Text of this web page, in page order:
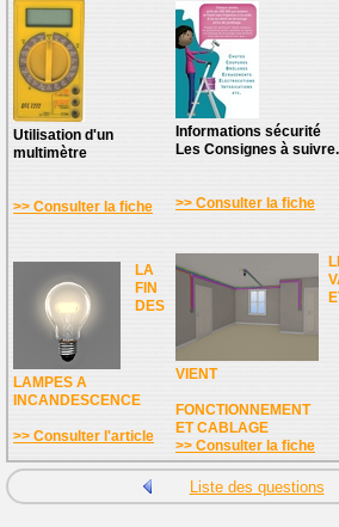
Utilisation d'un
multimètre
>> Consulter la fiche
Informations sécurité
Les Consignes à suivre.
>> Consulter la fiche
LA
FIN
DES
LAMPES A
INCANDESCENCE
>> Consulter l'article
VIENT
FONCTIONNEMENT
ET CABLAGE
>> Consulter la fiche
Liste des questions